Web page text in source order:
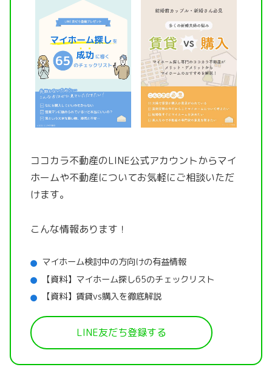
ココカラ不動産のLINE公式アカウントからマイ
ホームや不動産についてお気軽にご相談いただ
けます。
こんな情報あります！
マイホーム検討中の方向けの有益情報
【資料】マイホーム探し65のチェックリスト
【資料】賃貸vs購入を徹底解説
LINE友だち登録する